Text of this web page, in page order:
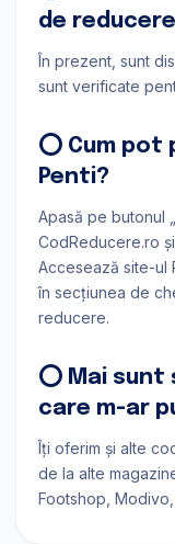
de
În prezent, sunt
sunt verificate
⭕ Cum pot
Penti?
Apasă pe butonul
CodReducere.ro
Accesează site-ul
în secțiunea de
reducere.
⭕ Mai sunt
care m-ar
Îți oferim și alte
de la alte
Footshop Modivo